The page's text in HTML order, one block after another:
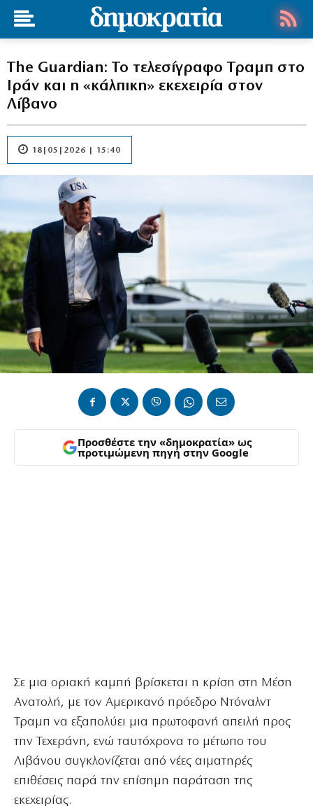
The Guardian: To τελεσίγραφο Τραμπ στο
Ιράν και η «κάλπικη» εκεχειρία στον
Λίβανο
18|05|2026 | 15:40
Προσθέστε την «δημοκρατία» ως
προτιμώμενη πηγή στην Google
Σε μια οριακή καμπή βρίσκεται η κρίση στη Μέση
Ανατολή, με τον Αμερικανό πρόεδρο Ντόναλντ
Τραμπ να εξαπολύει μια πρωτοφανή απειλή προς
την Τεχεράνη, ενώ ταυτόχρονα το μέτωπο του
Λιβάνου συγκλονίζεται από νέες αιματηρές
επιθέσεις παρά την επίσημη παράταση της
εκεχειρίας.